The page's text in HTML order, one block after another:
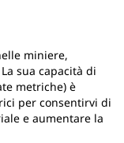
miniere,
sua capacità di
metriche) è
per consentirvi di
e aumentare la